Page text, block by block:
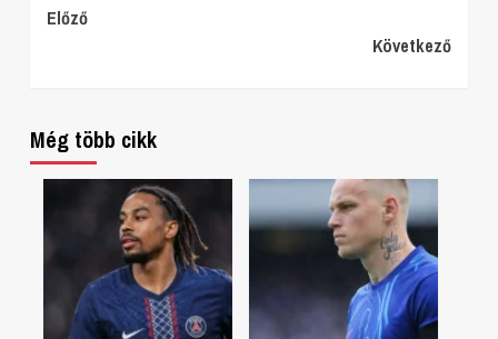
Continue
Előző
Következő
Még több cikk